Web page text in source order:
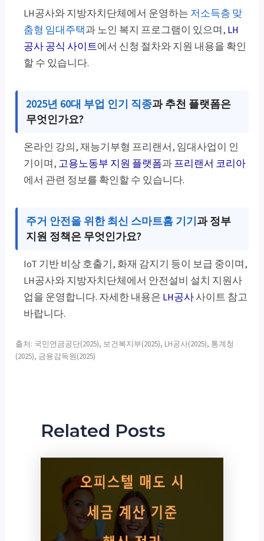
LH공사와 지방자치단체에서 운영하는 저소득층 맞
춤형 임대주택과 노인 복지 프로그램이 있으며, LH
공사 공식 사이트에서 신청 절차와 지원 내용을 확인
할 수 있습니다.
2025년 60대 부업 인기 직종과 추천 플랫폼은
무엇인가요?
온라인 강의, 재능기부형 프리랜서, 임대사업이 인
기이며, 고용노동부 지원 플랫폼과프리랜서 코리아
에서 관련 정보를 확인할 수 있습니다.
주거 안전을 위한 최신 스마트홈 기기과 정부
지원 정책은 무엇인가요?
IoT 기반 비상 호출기, 화재 감지기 등이 보급 중이며,
LH공사와 지방자치단체에서 안전설비 설치 지원사
업을 운영합니다. 자세한 내용은 LH공사사이트 참고
바랍니다.
출처: 국민연금공단(2025), 보건복지부(2025), LH공사(2025), 통계청
(2025), 금융감독원(2025)
Related Posts